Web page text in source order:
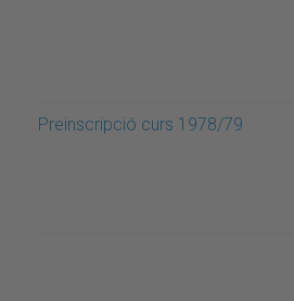
Preinscripció curs 1978/79